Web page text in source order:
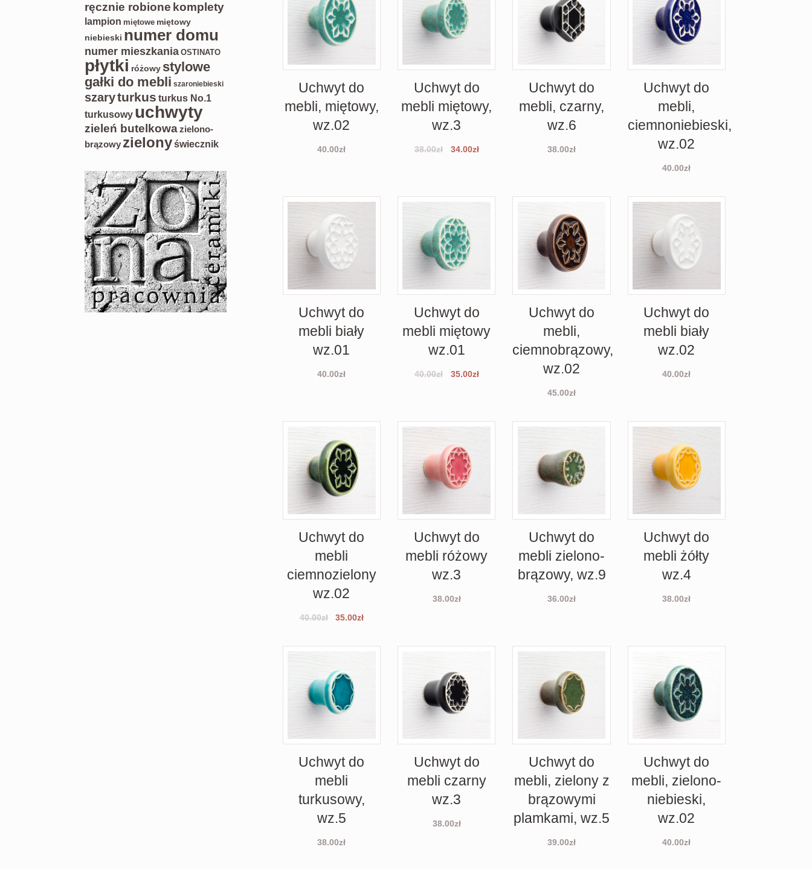
Uchwyt do
mebli, miętowy,
wz.02
40.00zł
Uchwyt do
mebli miętowy,
wz.3
38.00zł 34.00zł
Uchwyt do
mebli, czarny,
wz.6
38.00zł
Uchwyt do
mebli,
ciemnoniebieski,
wz.02
40.00zł
Uchwyt do
mebli biały
wz.01
40.00zł
Uchwyt do
mebli miętowy
wz.01
40.00zł 35.00zł
Uchwyt do
mebli,
ciemnobrązowy,
wz.02
45.00zł
Uchwyt do
mebli biały
wz.02
40.00zł
Uchwyt do
mebli
ciemnozielony
wz.02
40.00zł 35.00zł
Uchwyt do
mebli różowy
wz.3
38.00zł
Uchwyt do
mebli zielono-
brązowy, wz.9
36.00zł
Uchwyt do
mebli żółty
wz.4
38.00zł
Uchwyt do
mebli
turkusowy,
wz.5
38.00zł
Uchwyt do
mebli czarny
wz.3
38.00zł
Uchwyt do
mebli, zielony z
brązowymi
plamkami, wz.5
39.00zł
Uchwyt do
mebli, zielono-
niebieski,
wz.02
40.00zł
ręcznie robione komplety
lampion miętowe miętowy
niebieski numer domu
numer mieszkania OSTINATO
płytki różowy stylowe
gałki do mebli szaroniebieski
szaryturkus turkus No.1
turkusowy uchwyty
zieleń butelkowazielono-
brązowy zielonyświecznik